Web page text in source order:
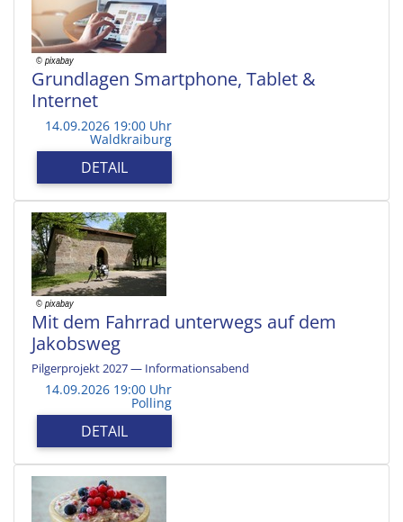
Grundlagen Smartphone, Tablet &
Internet
14.09.2026 19:00 Uhr
Waldkraiburg
DETAIL
Mit dem Fahrrad unterwegs auf dem
Jakobsweg
Pilgerprojekt 2027 — Informationsabend
14.09.2026 19:00 Uhr
Polling
DETAIL